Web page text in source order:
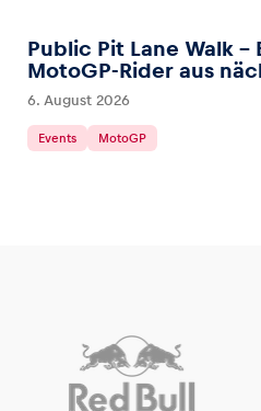
Public Pit Lane Walk –
MotoGP-Rider aus
6. August 2026
Events MotoGP